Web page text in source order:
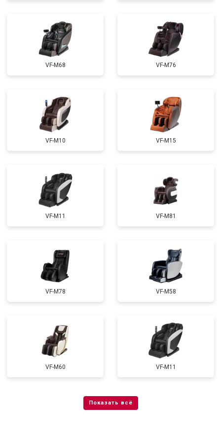
Ремонт купюроприемника от 4700 ₽ Заказать
Замена сетевого трансформатора от 4500 ₽
VF-M68 VF-M76
VF-M10 VF-M15
VF-M11 VF-M81
VF-M78 VF-M58
VF-M60 VF-M11